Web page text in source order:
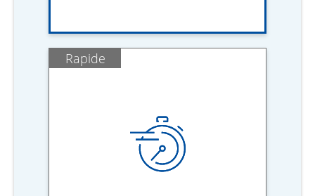
Rapide